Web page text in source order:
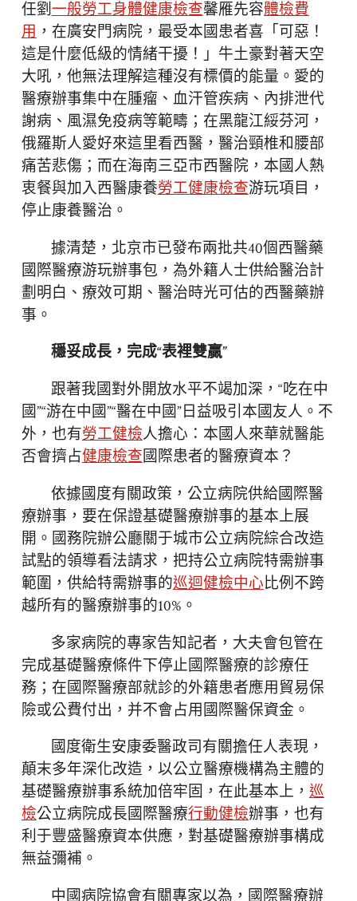
任劉一般勞工身體健康檢查馨雁先容體檢費
用 ，在廣安門病院，最受本國患者喜「可惡！
這是什麼低級的情緒干擾！」牛土豪對著天空
大吼，他無法理解這種沒有標價的能量。愛的
醫療辦事集中在腫瘤、血汗管疾病、內排泄代
謝病、風濕免疫病等範疇；在黑龍江綏芬河，
俄羅斯人愛好來這里看西醫，醫治頸椎和腰部
痛苦悲傷；而在海南三亞市西醫院，本國人熱
衷餐與加入西醫康養勞工健康檢查游玩項目，
停止康養醫治。
據清楚，北京市已發布兩批共40個西醫藥
國際醫療游玩辦事包，為外籍人士供給醫治計
劃明白、療效可期、醫治時光可估的西醫藥辦
事。
穩妥成長，完成“表裡雙贏”
跟著我國對外開放水平不竭加深，“吃在中
國”“游在中國”“醫在中國”日益吸引本國友人。不
外，也有勞工健檢人擔心：本國人來華就醫能
否會擠占健康檢查國際患者的醫療資本？
依據國度有關政策，公立病院供給國際醫
療辦事，要在保證基礎醫療辦事的基本上展
開。國務院辦公廳關于城市公立病院綜合改造
試點的領導看法請求，把持公立病院特需辦事
範圍，供給特需辦事的巡迴健檢中心比例不跨
越所有的醫療辦事的10%。
多家病院的專家告知記者，大夫會包管在
完成基礎醫療條件下停止國際醫療的診療任
務；在國際醫療部就診的外籍患者應用貿易保
險或公費付出，并不會占用國際醫保資金。
國度衛生安康委醫政司有關擔任人表現，
顛末多年深化改造，以公立醫療機構為主體的
基礎醫療辦事系統加倍牢固，在此基本上，巡
檢公立病院成長國際醫療行動健檢辦事，也有
利于豐盛醫療資本供應，對基礎醫療辦事構成
無益彌補。
中國病院協會有關專家以為，國際醫療辦